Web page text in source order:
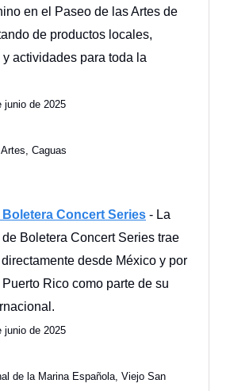
en el Paseo de las Artes de
de productos locales,
actividades para toda la
junio de 2025
Caguas
Boletera Concert Series - La
Boletera Concert Series trae
desde México y por
Rico como parte de su
junio de 2025
de la Marina Española, Viejo San